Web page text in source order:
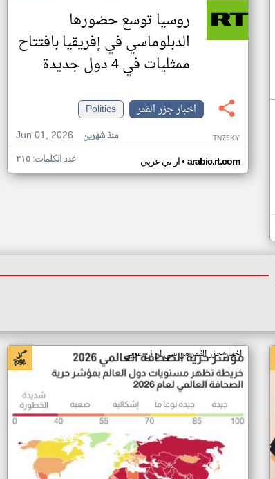
روسيا توسع حضورها
الدبلوماسي في إفريقيا بافتتاح
ممثليات في 4 دول جديدة
اخبار جزر القمر
Politics
Jun 01, 2026
منذ شهرين TN75KY
ار تي عربي• arabic.rt.com عدد الكلمات: ٢١٥
اخبار جزر القمر من سي ان ان عربي